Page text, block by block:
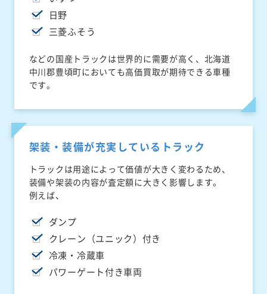
日野
三菱ふそう
などの国産トラックは世界的に需要が高く、北海道
中川郡豊頃町においても高価買取が期待できる車種
です。
架装・装備が充実しているトラック
トラックは用途によって価値が大きく変わるため、
装備や架装の内容が査定額に大きく影響します。
例えば、
ダンプ
クレーン（ユニック）付き
冷凍・冷蔵車
パワーゲート付き車両